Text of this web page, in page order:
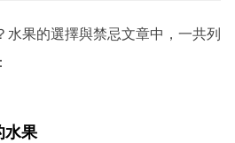
水果的選擇與禁忌文章中，一共列
水果